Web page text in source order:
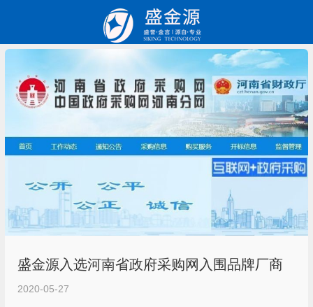
盛金源入选河南省政府采购网入围品牌厂商
2020-05-27